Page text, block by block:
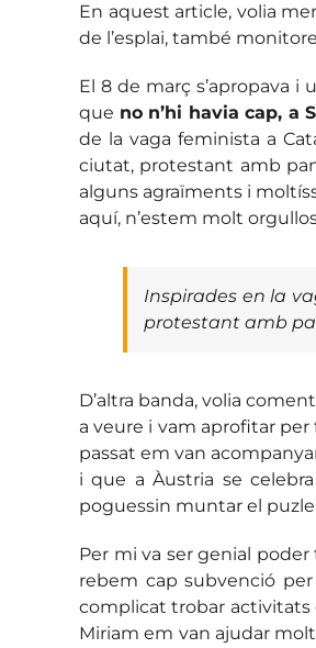
En aquest article, volia
de l’esplai, també
El 8 de març s’apropava
que no n’hi havia cap, a
de la vaga feminista a
ciutat, protestant amb
alguns agraïments i
aquí, n’estem molt
Inspirades en la
protestant amb
D’altra banda, volia
a veure i vam aprofitar
passat em van
i que a Àustria se
poguessin muntar el
Per mi va ser genial
rebem cap subvenció
complicat trobar activitats
Miriam em van ajudar